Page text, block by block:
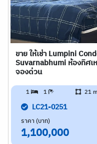
ขาย ให้เช่า Lumpini
Suvarnabhumi ห้องทิศเ
จองด่วน
1 1 21 m
LC21-0251
ราคา (บาท)
1,100,000